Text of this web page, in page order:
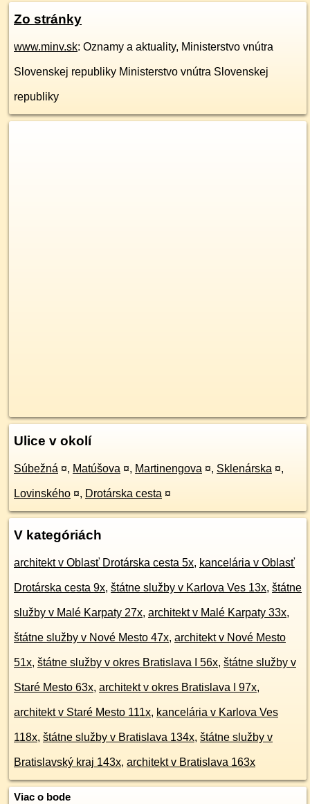
Zo stránky
www.minv.sk: Oznamy a aktuality, Ministerstvo vnútra
Slovenskej republiky Ministerstvo vnútra Slovenskej
republiky
Ulice v okolí
Súbežná ¤, Matúšova ¤, Martinengova ¤, Sklenárska ¤,
Lovinského ¤, Drotárska cesta ¤
V kategóriách
architekt v Oblasť Drotárska cesta 5x, kancelária v Oblasť
Drotárska cesta 9x, štátne služby v Karlova Ves 13x, štátne
služby v Malé Karpaty 27x, architekt v Malé Karpaty 33x,
štátne služby v Nové Mesto 47x, architekt v Nové Mesto
51x, štátne služby v okres Bratislava I 56x, štátne služby v
Staré Mesto 63x, architekt v okres Bratislava I 97x,
architekt v Staré Mesto 111x, kancelária v Karlova Ves
118x, štátne služby v Bratislava 134x, štátne služby v
Bratislavský kraj 143x, architekt v Bratislava 163x
Viac o bode